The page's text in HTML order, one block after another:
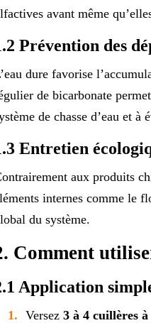
avant même
Prévention des
dure favorise
de bicarbonate
de chasse d’eau et
Entretien
aux produits
internes comme le
du système.
Comment
Application
Versez 3 à 4 cuillères à